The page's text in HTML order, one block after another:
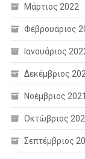
Μάρτιος 2022
Φεβρουάριος
Ιανουάριος
Δεκέμβριος
Νοέμβριος 2021
Οκτώβριος
Σεπτέμβριος